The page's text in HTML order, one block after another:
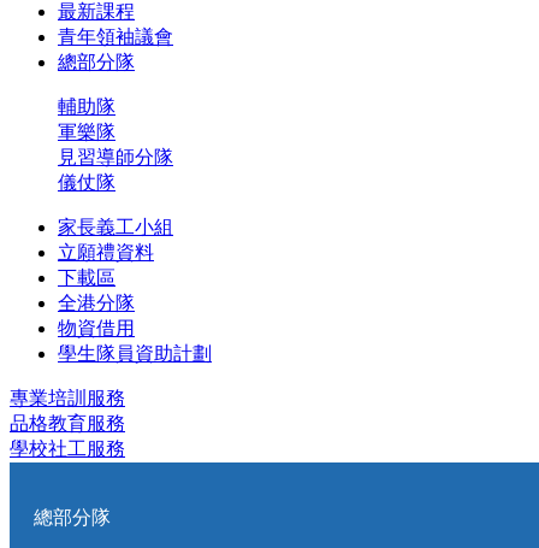
最新課程
青年領袖議會
總部分隊
輔助隊
軍樂隊
見習導師分隊
儀仗隊
家長義工小組
立願禮資料
下載區
全港分隊
物資借用
學生隊員資助計劃
專業培訓服務
品格教育服務
學校社工服務
總部分隊